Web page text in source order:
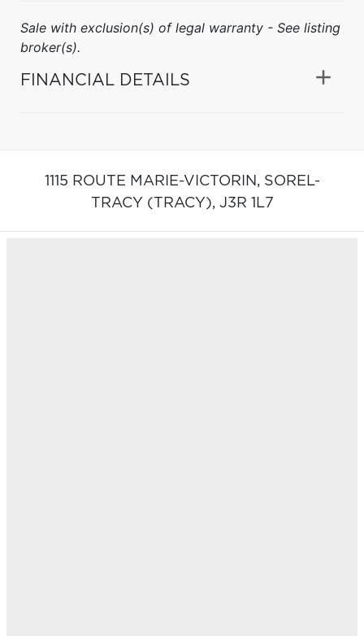
Sale with exclusion(s) of legal warranty - See listing
broker(s).
FINANCIAL DETAILS
1115 ROUTE MARIE-VICTORIN, SOREL-
TRACY (TRACY), J3R 1L7